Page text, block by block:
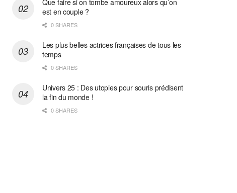
est en couple ?
0 SHARES
Les plus belles actrices françaises de tous les
temps
0 SHARES
Univers 25 : Des utopies pour souris prédisent
la fin du monde !
0 SHARES